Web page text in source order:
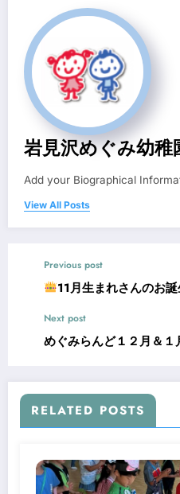
岩見沢めぐみ幼稚
Add your Biographical
View All Posts
Previous post
11月生まれさんのお
Next post
めぐみらんど１２月＆
RELATED POSTS